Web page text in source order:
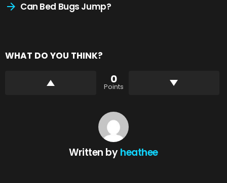
Can Bed Bugs Jump?
WHAT DO YOU THINK?
0
Points
Written byheathee